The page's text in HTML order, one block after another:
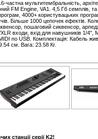
частна мультитембральність,
FM Engine, VA1. 4,5 Гб семплів,
4000+ користувацьких
Більше 1000 цепочек ефектів.
пошаговий сиквенсор,
входи, вхід для навушників 1/4″,
по USB. Комплектація: Кабель
см. Вага: 23.58 Кг.
станції серії K2!